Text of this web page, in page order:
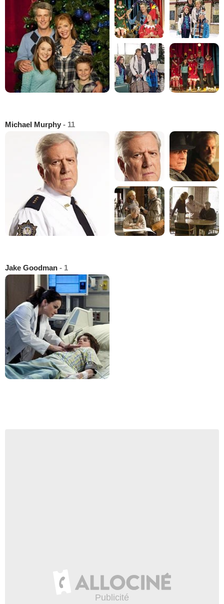
Michael Murphy - 11
Jake Goodman - 1